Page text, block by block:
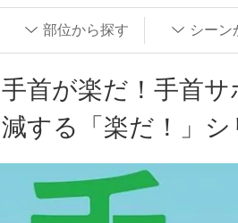
部位から探す シーン
手首が楽だ！手首
減する「楽だ！」シ